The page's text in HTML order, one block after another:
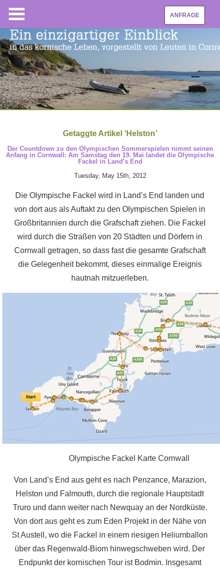
ANFRAGE
Getaggte Artikel ‘Helston’
Der Countdown zu den Olympischen Sommerspielen nimmt seinen
Anfang in Cornwall: Am Samstag den 19. Mai landet die Olympische
Fackel in Land’s End
Tuesday, May 15th, 2012
Die Olympische Fackel wird in Land’s End landen und
von dort aus als Auftakt zu den Olympischen Spielen in
Großbritannien durch die Grafschaft ziehen. Die Fackel
wird durch die Straßen von 20 Städten und Dörfern in
Cornwall getragen, so dass fast die gesamte Grafschaft
die Gelegenheit bekommt, dieses einmalige Ereignis
hautnah mitzuerleben.
Olympische Fackel Karte Cornwall
Von Land’s End aus geht es nach Penzance, Marazion,
Helston und Falmouth, durch die regionale Hauptstadt
Truro und dann weiter nach Newquay an der Nordküste.
Von dort aus geht es zum Eden Projekt in der Nähe von
St Austell, wo die Fackel in einem riesigen Heliumballon
über das Regenwald-Biom hinwegschweben wird. Der
Endpunkt der kornischen Tour ist Bodmin. Insgesamt